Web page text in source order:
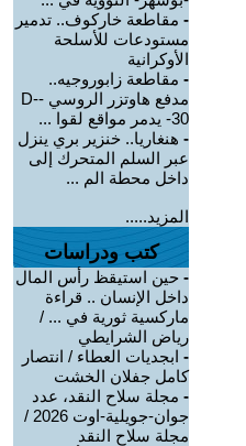
- مقاطعة خاركوف.. تدمير
مستودعات للأسلحة
الأوكرانية
- مقاطعة زابوروجيه..
مدفع هاوتزر الروسي -D-
30- يدمر مواقع لقوا ...
- هنغاريا.. خنزير بري ينزل
عبر السلم المتحرك إلى
داخل محطة الم ...
المزيد.....
كتب ودراسات
- حين استيقظ رأس المال
داخل الإنسان .. قراءة
ماركسية ثورية في ... /
رياض الشرايطي
- ابجديات العطاء / انتصار
كامل جفلان الخشت
- مجلة سلاح النقد، عدد
جوان-جويلية-اوت 2026 /
مجلة سلاح النقد